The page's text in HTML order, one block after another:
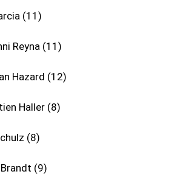
11
Reyna 11
Hazard 12
Haller 8
8
9